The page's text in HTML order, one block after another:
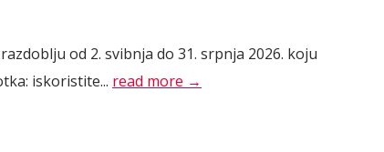
od 2. svibnja do 31. srpnja 2026. koju
iskoristite... read more →